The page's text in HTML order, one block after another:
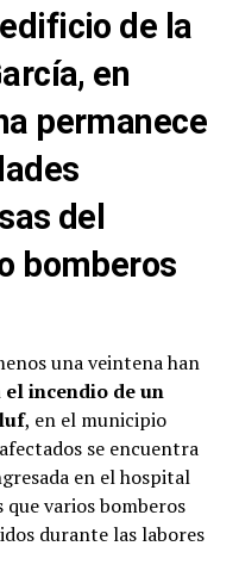
de la
en
permanece
del
bomberos
una veintena han
el incendio de un
, en el municipio
se encuentra
en el hospital
varios bomberos
durante las labores